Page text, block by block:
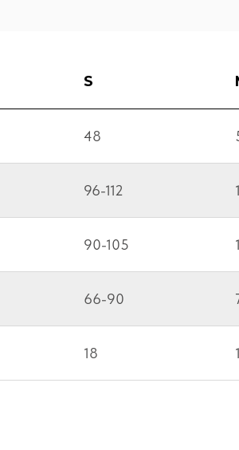
S
48
96-112
90-105
66-90
18